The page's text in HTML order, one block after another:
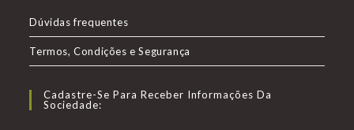
aba
nova
aba
aba
Dúvidas frequentes
Termos, Condições e Segurança
Cadastre-Se Para Receber Informações Da
Sociedade: